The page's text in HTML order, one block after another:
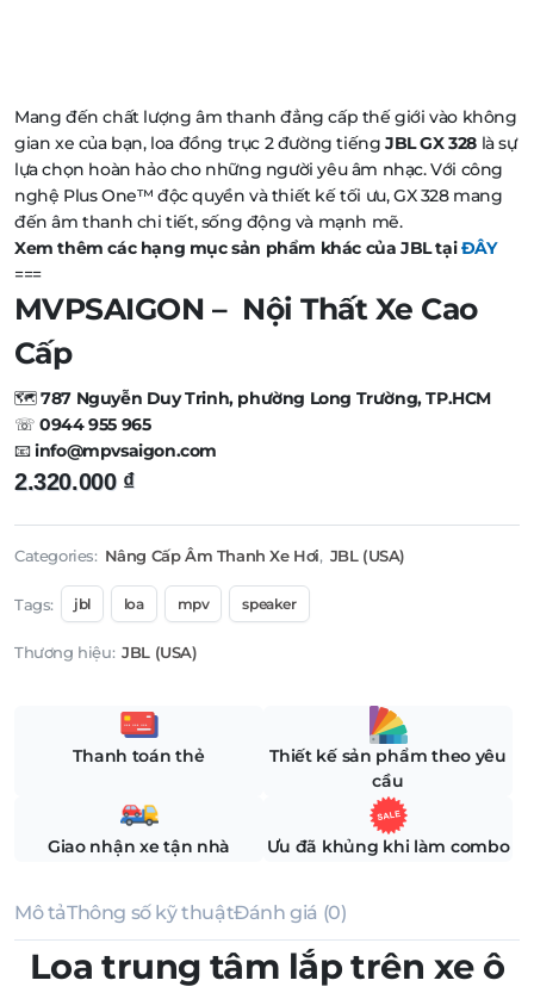
Mang đến chất lượng âm thanh đẳng cấp thế giới vào không
gian xe của bạn, loa đồng trục 2 đường tiếng JBL GX 328 là sự
lựa chọn hoàn hảo cho những người yêu âm nhạc. Với công
nghệ Plus One™ độc quyền và thiết kế tối ưu, GX 328 mang
đến âm thanh chi tiết, sống động và mạnh mẽ.
Xem thêm các hạng mục sản phẩm khác của JBL tạiĐÂY
===
MVPSAIGON – Nội Thất Xe Cao
Cấp
🗺️787 Nguyễn Duy Trinh, phường Long Trường, TP.HCM
☏0944 955 965
📧info@mpvsaigon.com
2.320.000 ₫
Categories: Nâng Cấp Âm Thanh Xe Hơi, JBL (USA)
Tags: jbl loa mpv speaker
Thương hiệu: JBL (USA)
Thanh toán thẻ
Thiết kế sản phẩm theo yêu
cầu
Giao nhận xe tận nhà Ưu đã khủng khi làm combo
Mô tảThông số kỹ thuậtĐánh giá (0)
Loa trung tâm lắp trên xe ô